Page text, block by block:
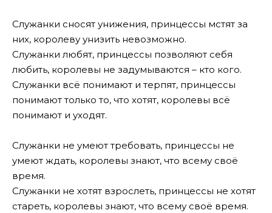
Служанки сносят унижения, принцессы мстят за
них, королеву унизить невозможно.
Служанки любят, принцессы позволяют себя
любить, королевы не задумываются – кто кого.
Служанки всё понимают и терпят, принцессы
понимают только то, что хотят, королевы всё
понимают и уходят.
Служанки не умеют требовать, принцессы не
умеют ждать, королевы знают, что всему своё
время.
Служанки не хотят взрослеть, принцессы не хотят
стареть, королевы знают, что всему своё время.